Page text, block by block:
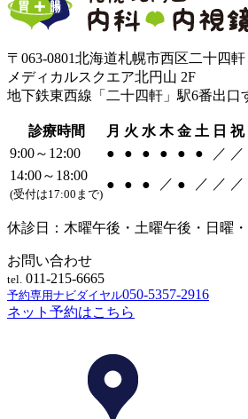
〒063-0801北海道札幌市西区二十四
メディカルスクエア北円山 2F
地下鉄東西線「二十四軒」駅6番出口
診療時間 月 火 水 木 金 土 日 祝
9:00～12:00
● ● ● ● ● ● ／ ／
14:00～18:00
(受付は17:00まで)
● ● ● ／ ● ／ ／ ／
休診日：木曜午後・土曜午後・日曜・
お問い合わせ
tel. 011-215-6665
予約専用ナビダイヤル050-5357-2916
ネット予約はこちら